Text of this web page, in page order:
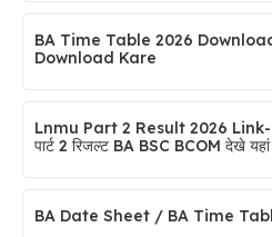
BA Time Table 2026
Download Kare
Lnmu Part 2 Result 2026 Link-
पार्ट 2 रिजल्ट BA BSC BCOM देखे
BA Date Sheet / BA Time